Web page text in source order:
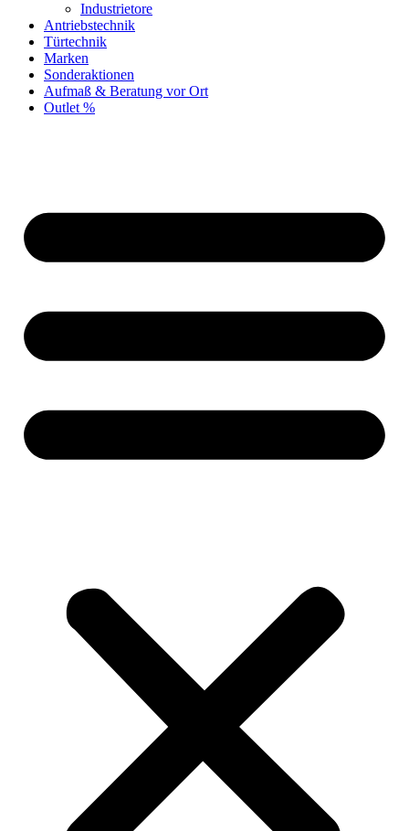
Industrietore
Antriebstechnik
Türtechnik
Marken
Sonderaktionen
Aufmaß & Beratung vor Ort
Outlet %